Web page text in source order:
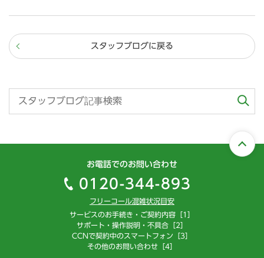
スタッフブログに戻る
お電話でのお問い合わせ
0120-344-893
フリーコール混雑状況目安
サービスのお手続き・ご契約内容［1］
サポート・操作説明・不具合［2］
CCNで契約中のスマートフォン［3］
その他のお問い合わせ［4］